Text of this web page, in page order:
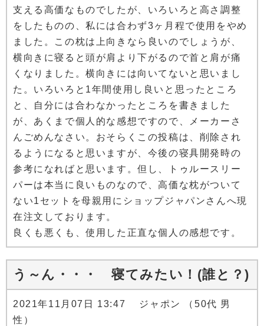
支える高価なものでしたが、いろいろと高さ調整
をしたものの、私には合わず3ヶ月程で使用をやめ
ました。この枕は上向きなら良いのでしょうが、
横向きに寝ると頭が肩より下がるので首と肩が痛
くなりました。横向きには向いてないと思いまし
た。いろいろと1年間使用し良いと思ったところ
と、自分には合わなかったところを書きました
が、あくまで個人的な感想ですので、メーカーさ
んごめんなさい。おそらくこの投稿は、削除され
るようになると思いますが、今後の寝具開発時の
参考になればと思います。但し、トゥルースリー
パーは本当に良いものなので、高価な枕がついて
ない1セットを母親用にショップジャパンさんへ現
在注文しております。
良くも悪くも、使用した正直な個人の感想です。
う～ん・・・ 寝てみたい！(誰と？)
2021年11月07日 13:47 ジャポン （50代 男
性）